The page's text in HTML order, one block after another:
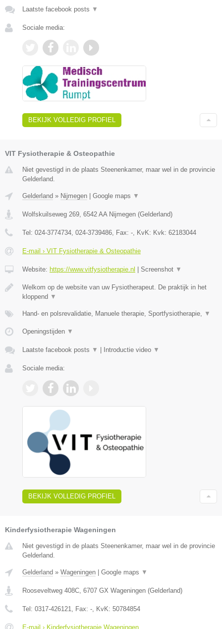
Laatste facebook posts ▼
Sociale media:
BEKIJK VOLLEDIG PROFIEL
VIT Fysiotherapie & Osteopathie
Niet gevestigd in de plaats Steenenkamer, maar wel in de provincie
Gelderland.
Gelderland » Nijmegen Google maps ▼
Wolfskuilseweg 269, 6542 AA Nijmegen (Gelderland)
Tel: 024-3774734, 024-3739486, Fax: -, KvK: Kvk: 62183044
E-mail › VIT Fysiotherapie & Osteopathie
Website: https://www.vitfysiotherapie.nl Screenshot ▼
Welkom op de website van uw Fysiotherapeut. De praktijk in het
kloppend ▼
Hand- en polsrevalidatie, Manuele therapie, Sportfysiotherapie, ▼
Openingstijden ▼
Laatste facebook posts ▼ Introductie video ▼
Sociale media:
BEKIJK VOLLEDIG PROFIEL
Kinderfysiotherapie Wageningen
Niet gevestigd in de plaats Steenenkamer, maar wel in de provincie
Gelderland.
Gelderland » Wageningen Google maps ▼
Rooseveltweg 408C, 6707 GX Wageningen (Gelderland)
Tel: 0317-426121, Fax: -, KvK: 50784854
E-mail › Kinderfysiotherapie Wageningen